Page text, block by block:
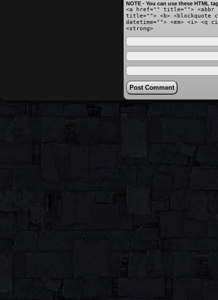
NOTE - You can use these HTML
<a href="" title=""> <abbr
title=""> <b> <blockquote
datetime=""> <em> <i> <q
<strong>